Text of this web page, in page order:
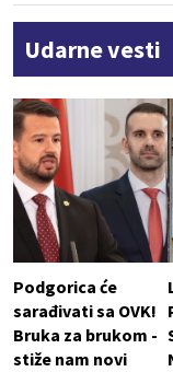
Udarne vesti
Podgorica će
sarađivati sa OVK!
Bruka za brukom -
stiže nam novi